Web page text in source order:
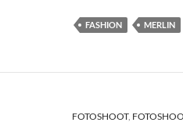
FASHION MERLIN
FOTOSHOOT,